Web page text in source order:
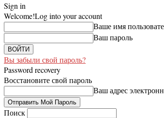
Sign in
Welcome!Log into your account
Ваше имя
Ваш пароль
Вы забыли свой пароль?
Password recovery
Восстановите свой пароль
Ваш адрес
Поиск